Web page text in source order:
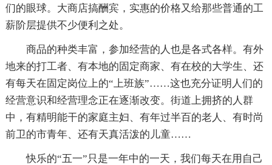
们的眼球。大商店搞酬宾，实惠的价格又给那些普通的工
薪阶层提供不少便利之处。
商品的种类丰富，参加经营的人也是各式各样。有外
地来的打工者、有本地的固定商家、有在校的大学生、还
有每天在固定岗位上的“上班族”……这也充分证明人们的
经营意识和经营理念正在逐渐改变。街道上拥挤的人群
中，有精明能干的家庭主妇、有年过半百的老人、有时尚
前卫的市青年、还有天真活泼的儿童……
快乐的“五一”只是一年中的一天，我们每天在用自己